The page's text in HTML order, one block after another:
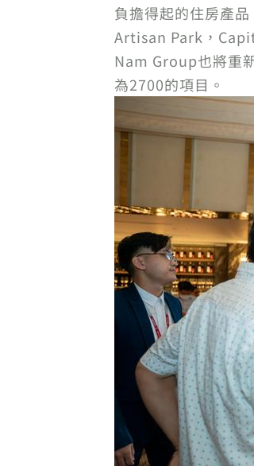
負擔得起的住房產
Artisan Park，
Nam Group也將重
為2700的項目。